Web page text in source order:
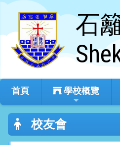
石
首頁 學校概覽
校友會